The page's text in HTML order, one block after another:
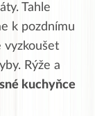
Tahle
k pozdnímu
vyzkoušet
Rýže a
kuchyňce